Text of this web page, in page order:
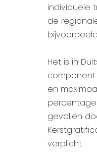
individuele
de
Het is in
component
en
gevallen
verplicht.